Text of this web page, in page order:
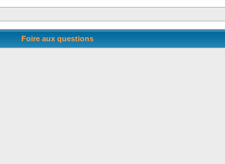
Foire aux questions